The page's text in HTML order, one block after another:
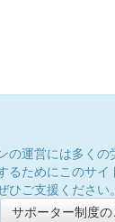
の運営には多くの
るためにこのサイ
ひご支援ください
サポーター制度